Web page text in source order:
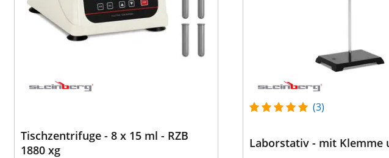
Tischzentrifuge - 8 x 15 ml - RZB
1880 xg
(3)
Laborstativ - mit Klemme